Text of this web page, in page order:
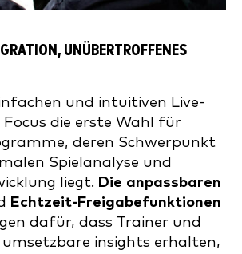
UNÜBERTROFFENES
und intuitiven Live-
die erste Wahl für
deren Schwerpunkt
Spielanalyse und
liegt. Die anpassbaren
Echtzeit-Freigabefunktionen
dafür, dass Trainer und
insights erhalten,